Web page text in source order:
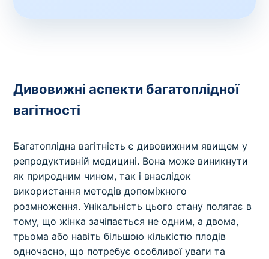
Дивовижні аспекти багатоплідної
вагітності
Багатоплідна вагітність є дивовижним явищем у
репродуктивній медицині. Вона може виникнути
як природним чином, так і внаслідок
використання методів допоміжного
розмноження. Унікальність цього стану полягає в
тому, що жінка зачіпається не одним, а двома,
трьома або навіть більшою кількістю плодів
одночасно, що потребує особливої уваги та